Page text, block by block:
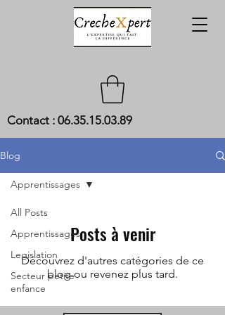
Contact : 06.35.15.03.89
Blog
All Posts
Apprentissages
Legislation
Secteur petite
enfance
Apprentissages
Posts à venir
Découvrez d'autres catégories de ce
blog ou revenez plus tard.